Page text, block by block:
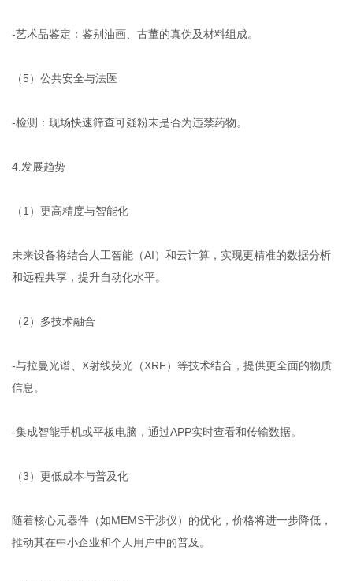
-艺术品鉴定：鉴别油画、古董的真伪及材料组成。
（5）公共安全与法医
-检测：现场快速筛查可疑粉末是否为违禁药物。
4.发展趋势
（1）更高精度与智能化
未来设备将结合人工智能（AI）和云计算，实现更精准的数据分析
和远程共享，提升自动化水平。
（2）多技术融合
-与拉曼光谱、X射线荧光（XRF）等技术结合，提供更全面的物质
信息。
-集成智能手机或平板电脑，通过APP实时查看和传输数据。
（3）更低成本与普及化
随着核心元器件（如MEMS干涉仪）的优化，价格将进一步降低，
推动其在中小企业和个人用户中的普及。